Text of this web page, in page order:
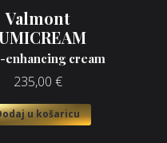
Valmont
enhancing cream
235,00 €
u košaricu